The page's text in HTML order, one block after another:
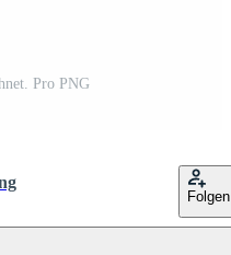
Pro PNG
Folgen